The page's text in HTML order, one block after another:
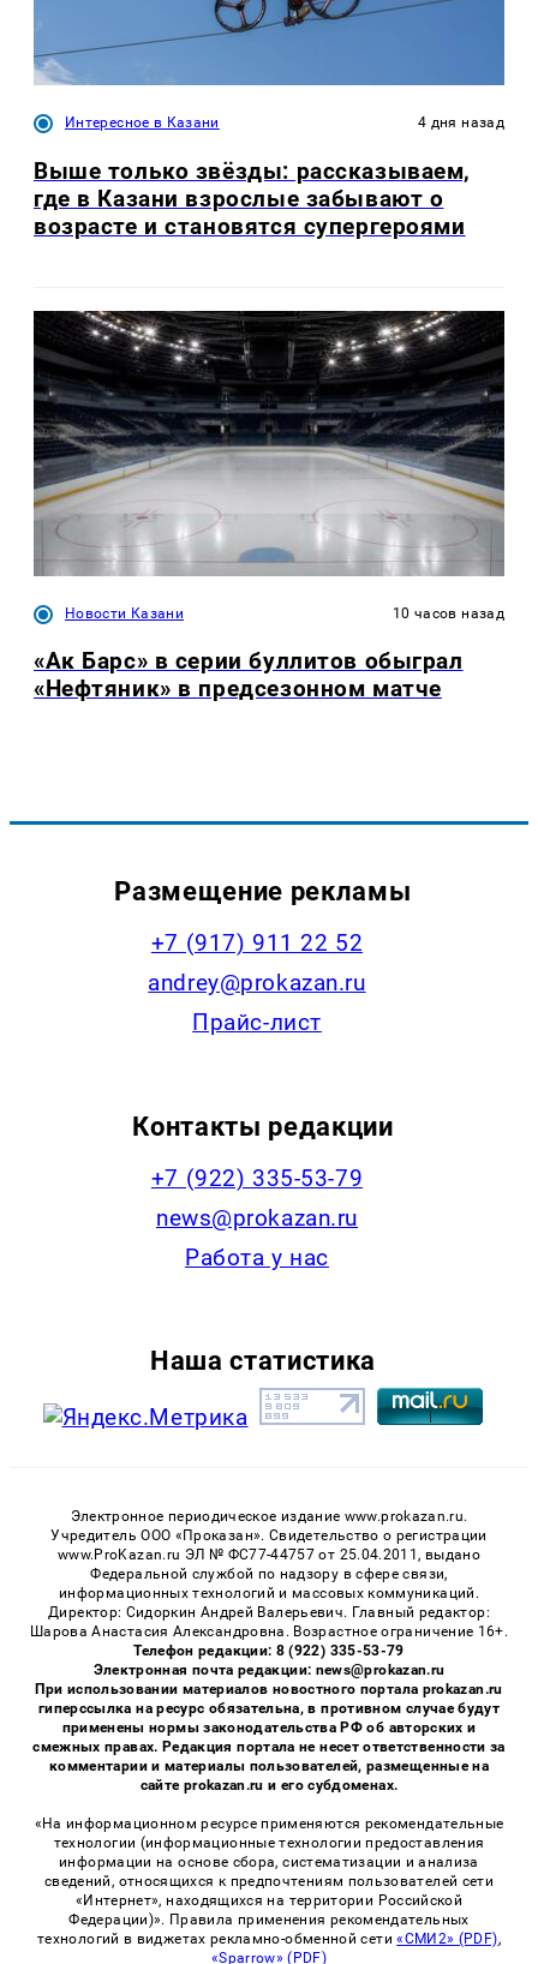
Интересное в Казани 4 дня назад
Выше только звёзды: рассказываем,
где в Казани взрослые забывают о
возрасте и становятся супергероями
Новости Казани 10 часов назад
«Ак Барс» в серии буллитов обыграл
«Нефтяник» в предсезонном матче
Размещение рекламы
+7 (917) 911 22 52
andrey@prokazan.ru
Прайс-лист
Контакты редакции
+7 (922) 335-53-79
news@prokazan.ru
Работа у нас
Наша статистика
Электронное периодическое издание www.prokazan.ru.
Учредитель ООО «Проказан». Cвидетельство о регистрации
www.ProKazan.ru ЭЛ № ФС77-44757 от 25.04.2011, выдано
Федеральной службой по надзору в сфере связи,
информационных технологий и массовых коммуникаций.
Директор: Сидоркин Андрей Валерьевич. Главный редактор:
Шарова Анастасия Александровна. Возрастное ограничение 16+.
Телефон редакции: 8 (922) 335-53-79
Электронная почта редакции: news@prokazan.ru
При использовании материалов новостного портала prokazan.ru
гиперссылка на ресурс обязательна, в противном случае будут
применены нормы законодательства РФ об авторских и
смежных правах. Редакция портала не несет ответственности за
комментарии и материалы пользователей, размещенные на
сайте prokazan.ru и его субдоменах.
«На информационном ресурсе применяются рекомендательные
технологии (информационные технологии предоставления
информации на основе сбора, систематизации и анализа
сведений, относящихся к предпочтениям пользователей сети
«Интернет», находящихся на территории Российской
Федерации)». Правила применения рекомендательных
технологий в виджетах рекламно-обменной сети«СМИ2» (PDF),
«Sparrow» (PDF)